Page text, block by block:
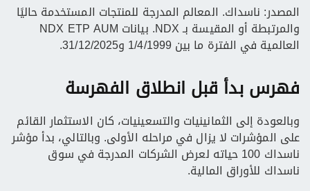
المصدر: ناسداك. المعالم المدرجة للمنتجات المستخدمة حاليًا
والمرتبطة أو المقيسة بـ NDX. بيانات NDX ETP AUM
العالمية في الفترة ما بين 1/4/1999 و31/12/2025.
فهرس بدأ قبل انطلاق الفهرسة
وبالعودة إلى الثمانينيات والتسعينيات، كان الاستثمار القائم
على المؤشرات لا يزال في مراحله الأولى. وبالتالي، بدأ مؤشر
ناسداك 100 حياته لعرض الشركات المدرجة في سوق
ناسداك للأوراق المالية.